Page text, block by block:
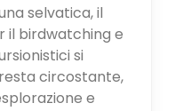
selvatica, il
il birdwatching e
si
circostante,
e